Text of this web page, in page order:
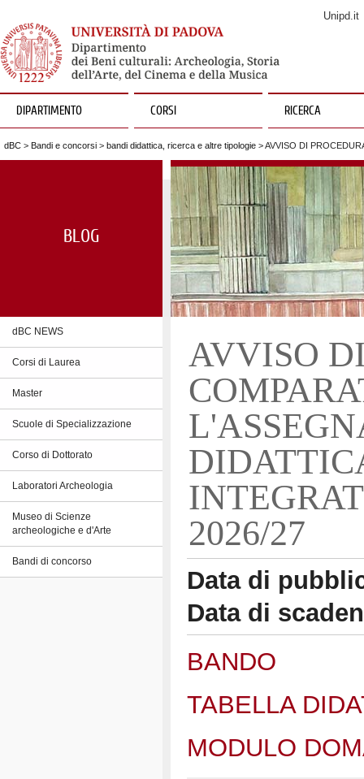
Unipd.it
DIPARTIMENTO CORSI RICERCA
dBC > Bandi e concorsi > bandi didattica, ricerca e altre tipologie > AVVISO DI
BLOG
dBC NEWS
Corsi di Laurea
Master
Scuole di Specializzazione
Corso di Dottorato
Laboratori Archeologia
Museo di Scienze
archeologiche e d'Arte
Bandi di concorso
AVVISO
2026/27
Data di
Data di
BANDO
TABELLA
MODULO